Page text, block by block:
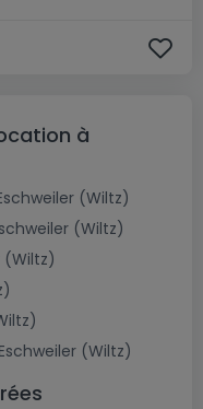
à
(Wiltz)
(Wiltz)
(Wiltz)
(Wiltz)